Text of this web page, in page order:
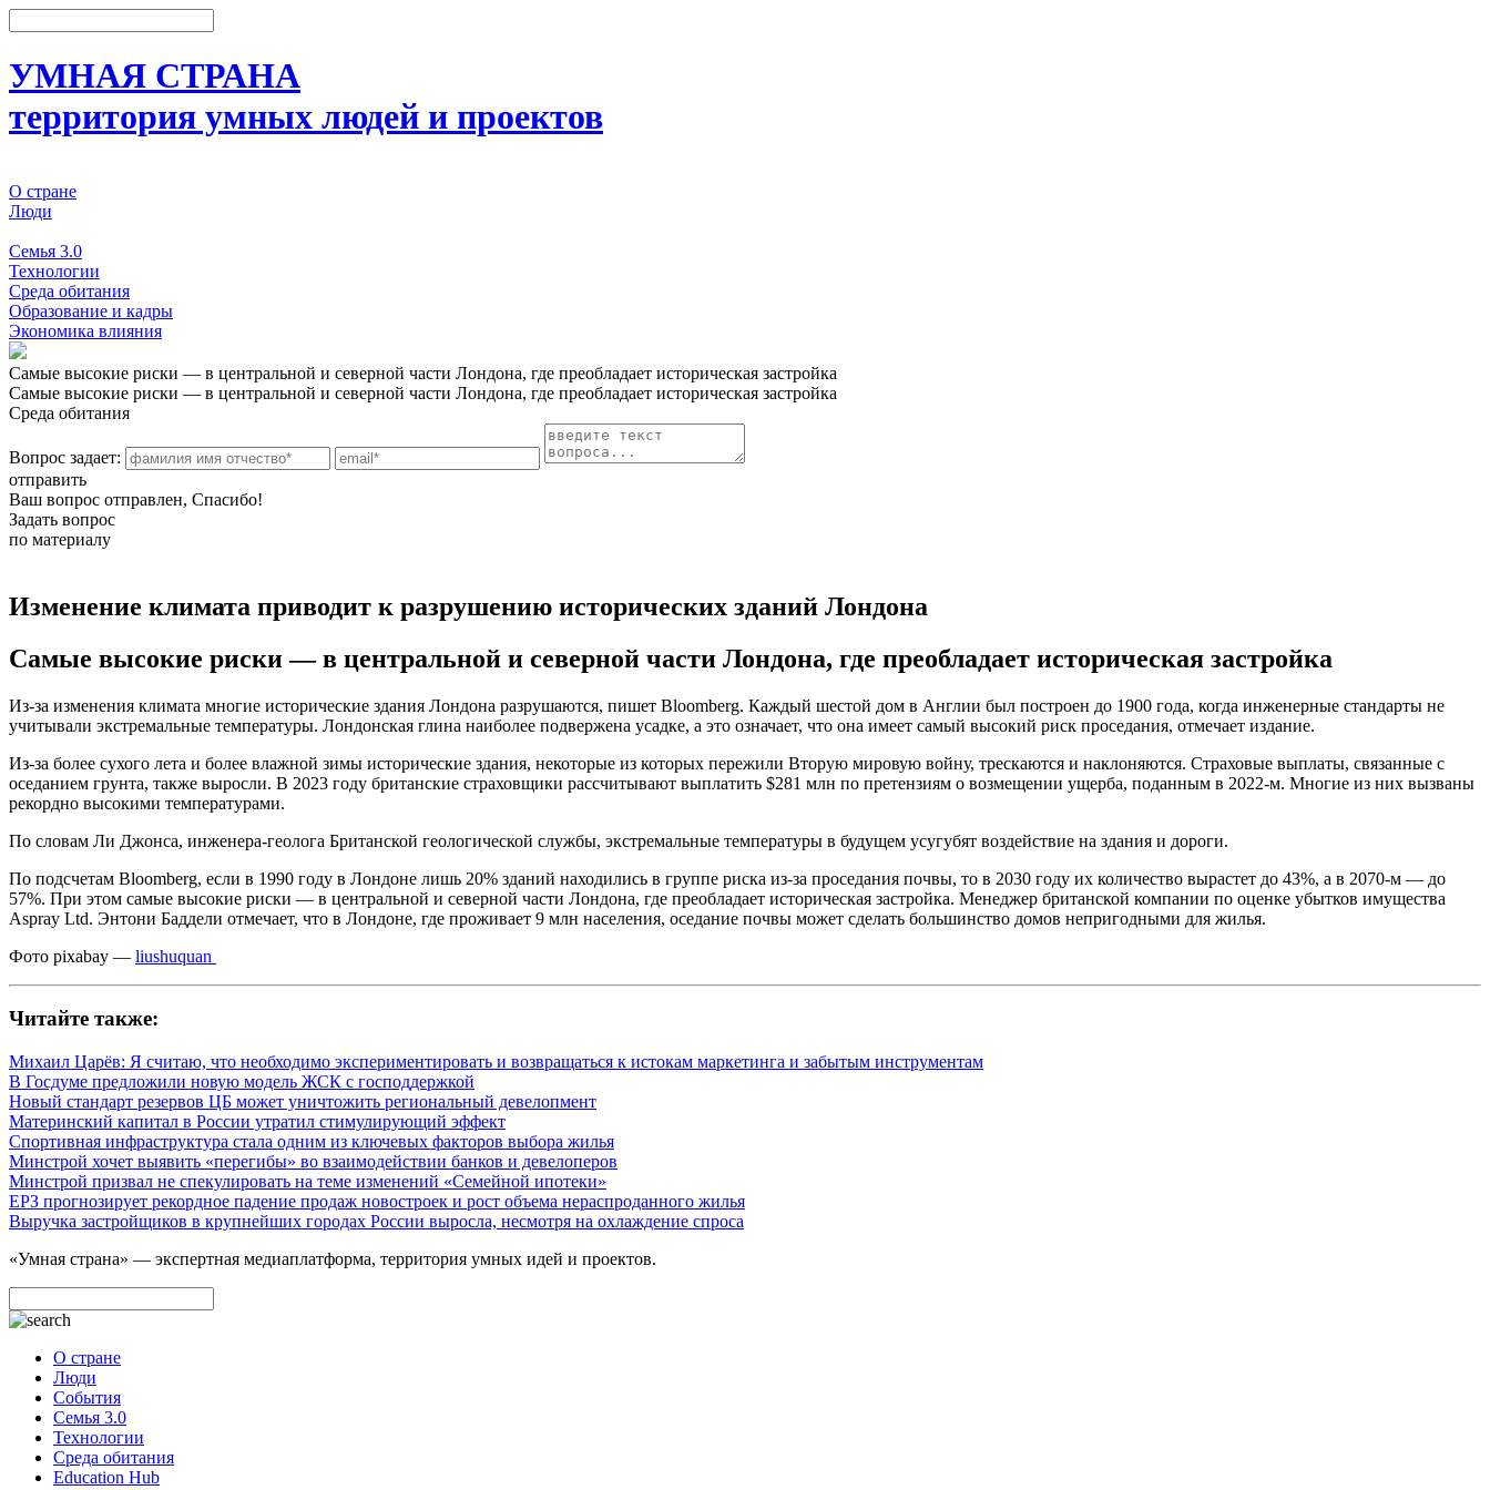
УМНАЯ СТРАНА
территория умных людей и проектов
О стране
Люди
Семья 3.0
Технологии
Среда обитания
Образование и кадры
Экономика влияния
Самые высокие риски — в центральной и северной части Лондона, где преобладает историческая застройка
Самые высокие риски — в центральной и северной части Лондона, где преобладает историческая застройка
Среда обитания
Вопрос задает:
отправить
Ваш вопрос отправлен, Спасибо!
Задать вопрос
по материалу
Изменение климата приводит к разрушению исторических зданий Лондона
Самые высокие риски — в центральной и северной части Лондона, где преобладает историческая застройка
Из-за изменения климата многие исторические здания Лондона разрушаются, пишет Bloomberg. Каждый шестой дом в Англии был построен до 1900 года, когда инженерные стандарты не
учитывали экстремальные температуры. Лондонская глина наиболее подвержена усадке, а это означает, что она имеет самый высокий риск проседания, отмечает издание.
Из-за более сухого лета и более влажной зимы исторические здания, некоторые из которых пережили Вторую мировую войну, трескаются и наклоняются. Страховые выплаты, связанные с
оседанием грунта, также выросли. В 2023 году британские страховщики рассчитывают выплатить $281 млн по претензиям о возмещении ущерба, поданным в 2022-м. Многие из них вызваны
рекордно высокими температурами.
По словам Ли Джонса, инженера-геолога Британской геологической службы, экстремальные температуры в будущем усугубят воздействие на здания и дороги.
По подсчетам Bloomberg, если в 1990 году в Лондоне лишь 20% зданий находились в группе риска из-за проседания почвы, то в 2030 году их количество вырастет до 43%, а в 2070-м — до
57%. При этом самые высокие риски — в центральной и северной части Лондона, где преобладает историческая застройка. Менеджер британской компании по оценке убытков имущества
Aspray Ltd. Энтони Баддели отмечает, что в Лондоне, где проживает 9 млн населения, оседание почвы может сделать большинство домов непригодными для жилья.
Фото pixabay — liushuquan
Читайте также:
Михаил Царёв: Я считаю, что необходимо экспериментировать и возвращаться к истокам маркетинга и забытым инструментам
В Госдуме предложили новую модель ЖСК с господдержкой
Новый стандарт резервов ЦБ может уничтожить региональный девелопмент
Материнский капитал в России утратил стимулирующий эффект
Спортивная инфраструктура стала одним из ключевых факторов выбора жилья
Минстрой хочет выявить «перегибы» во взаимодействии банков и девелоперов
Минстрой призвал не спекулировать на теме изменений «Семейной ипотеки»
ЕРЗ прогнозирует рекордное падение продаж новостроек и рост объема нераспроданного жилья
Выручка застройщиков в крупнейших городах России выросла, несмотря на охлаждение спроса
«Умная страна» — экспертная медиаплатформа, территория умных идей и проектов.
О стране
Люди
События
Семья 3.0
Технологии
Среда обитания
Education Hub